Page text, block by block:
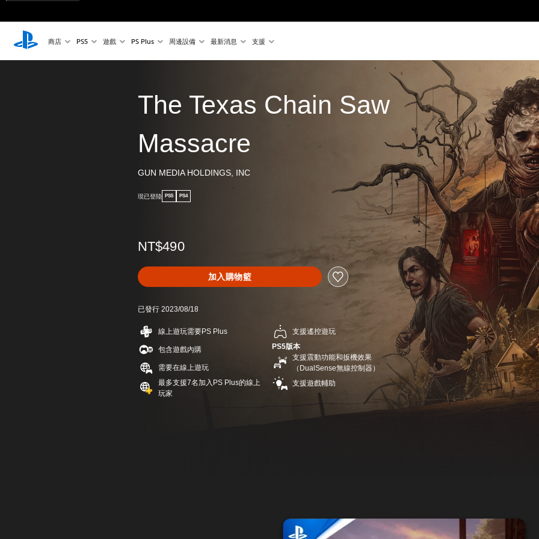
商店 PS5 遊戲 PS Plus 周邊設備 最新消息 支援
The Texas Chain Saw
Massacre
GUN MEDIA HOLDINGS, INC
現已登陸 PS5 PS4
NT$490
加入購物籃
已發行 2023/08/18
線上遊玩需要PS Plus
包含遊戲內購
需要在線上遊玩
最多支援7名加入PS Plus的線上
玩家
支援遙控遊玩
PS5版本
支援震動功能和扳機效果
（DualSense無線控制器）
支援遊戲輔助